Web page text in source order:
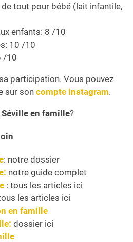
tout pour bébé (lait infantile,
enfants: 8 /10
10 /10
/10
participation. Vous pouvez
sur son compte instagram.
en famille?
: notre dossier
: notre guide complet
: tous les articles ici
les articles ici
en famille
dossier ici